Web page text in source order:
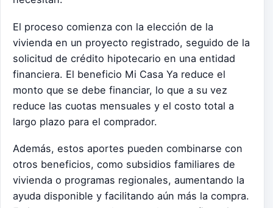
El proceso comienza con la elección de la
vivienda en un proyecto registrado, seguido de la
solicitud de crédito hipotecario en una entidad
financiera. El beneficio Mi Casa Ya reduce el
monto que se debe financiar, lo que a su vez
reduce las cuotas mensuales y el costo total a
largo plazo para el comprador.
Además, estos aportes pueden combinarse con
otros beneficios, como subsidios familiares de
vivienda o programas regionales, aumentando la
ayuda disponible y facilitando aún más la compra.